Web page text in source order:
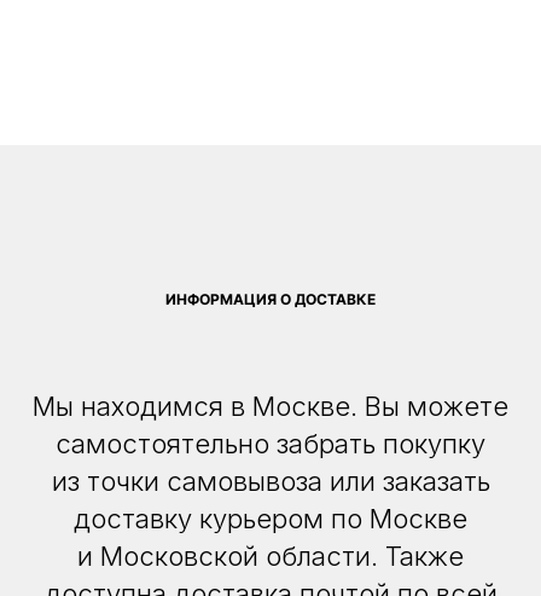
ИНФОРМАЦИЯ О ДОСТАВКЕ
Мы находимся в Москве. Вы можете
самостоятельно забрать покупку
из точки самовывоза или заказать
доставку курьером по Москве
и Московской области. Также